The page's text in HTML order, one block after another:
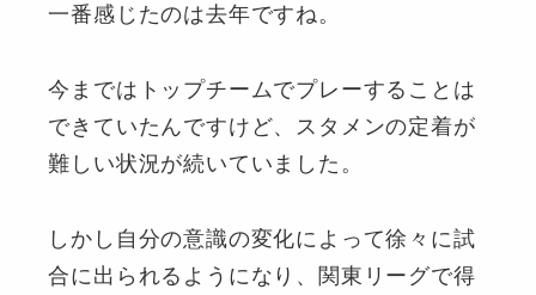
一番感じたのは去年ですね。
今まではトップチームでプレーすることは
できていたんですけど、スタメンの定着が
難しい状況が続いていました。
しかし自分の意識の変化によって徐々に試
合に出られるようになり、関東リーグで得